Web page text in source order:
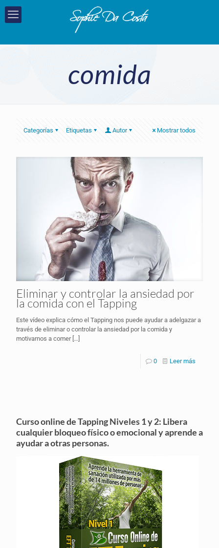
comida
Categorías Etiquetas Autor Mostrar todos
Eliminar y controlar la ansiedad por
la comida con el Tapping
Este vídeo explica cómo el Tapping nos puede ayudar a adelgazar a
través de eliminar o controlar la ansiedad por la comida y
motivarnos a comer[…]
0 Leer más
Curso online de Tapping Niveles 1 y 2: Libera
cualquier bloqueo físico o emocional y aprende a
ayudar a otras personas.